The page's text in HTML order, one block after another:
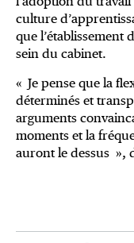
culture
que l’établissement
sein du cabinet.
« Je pense que la
déterminés et
arguments
moments et la
auront le dessus »,